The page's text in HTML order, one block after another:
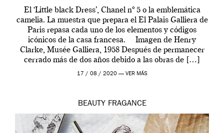
El ‘Little black Dress’, Chanel nº 5 o la emblemática
camelia. La muestra que prepara el El Palais Galliera de
Paris repasa cada uno de los elementos y códigos
icónicos de la casa francesa. Imagen de Henry
Clarke, Musée Galliera, 1958 Después de permanecer
cerrado más de dos años debido a las obras de […]
17 / 08 / 2020 — VER MÁS
BEAUTY FRAGANCE